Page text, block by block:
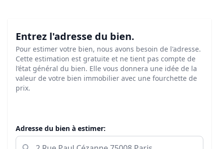
Entrez l'adresse du bien.
Pour estimer votre bien, nous avons besoin de l'adresse.
Cette estimation est gratuite et ne tient pas compte de
l’état général du bien. Elle vous donnera une idée de la
valeur de votre bien immobilier avec une fourchette de
prix.
Adresse du bien à estimer: